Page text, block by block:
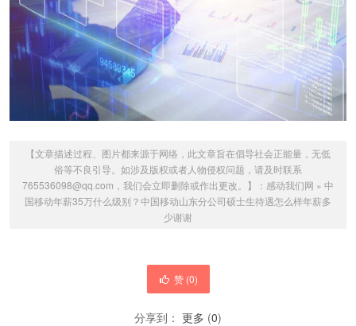
【文章描述过程、图片都来源于网络，此文章旨在倡导社会正能量，无低
俗等不良引导。如涉及版权或者人物侵权问题，请及时联系
765536098@qq.com，我们会立即删除或作出更改。】： 感动我们网 » 中
国移动年薪35万什么级别？中国移动山东分公司硕士生待遇怎么样年薪多
少谢谢
赞 (0)
分享到： 更多 (0)